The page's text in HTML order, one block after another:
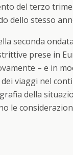
del terzo
dello stesso
seconda
prese in
– e in
viaggi nel
della
le